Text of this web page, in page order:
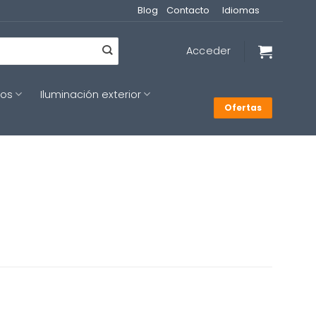
Blog Contacto Idiomas
Acceder
Iluminación exterior
Ofertas